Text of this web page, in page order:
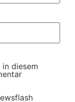
diesem